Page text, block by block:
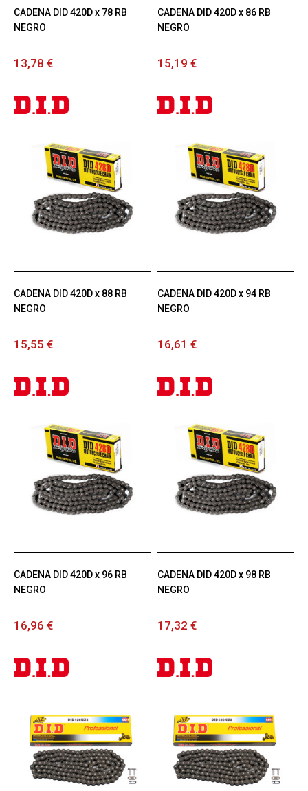
CADENA DID 420D x 78 RB
NEGRO
13,78 €
CADENA DID 420D x 86 RB
NEGRO
15,19 €
CADENA DID 420D x 88 RB
NEGRO
15,55 €
CADENA DID 420D x 94 RB
NEGRO
16,61 €
CADENA DID 420D x 96 RB
NEGRO
16,96 €
CADENA DID 420D x 98 RB
NEGRO
17,32 €